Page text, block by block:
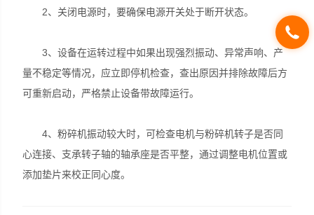
2、关闭电源时，要确保电源开关处于断开状态。
3、设备在运转过程中如果出现强烈振动、异常声响、产
量不稳定等情况，应立即停机检查，查出原因并排除故障后方
可重新启动，严格禁止设备带故障运行。
4、粉碎机振动较大时，可检查电机与粉碎机转子是否同
心连接、支承转子轴的轴承座是否平整，通过调整电机位置或
添加垫片来校正同心度。